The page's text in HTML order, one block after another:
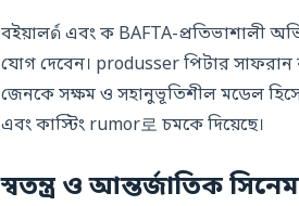
বইয়ালด์ এবং ক BAFTA-প্রতিভাশালী
যোগ দেবেন। produsser পিটার
জেনকে সক্ষম ও সহানুভূতিশীল মডেল
এবং কাস্টিং rumor로 চমকে দিয়েছে।
স্বতন্ত্র ও আন্তর্জাতিক